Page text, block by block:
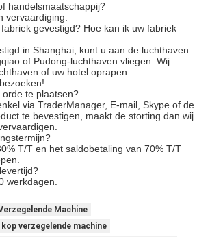
handelsmaatschappij?
vervaardiging.
gevestigd? Hoe kan ik uw fabriek
in Shanghai, kunt u aan de luchthaven
of Pudong-luchthaven vliegen. Wij
of uw hotel oprapen.
te plaatsen?
via TraderManager, E-mail, Skype of de
te bevestigen, maakt de storting dan wij
T/T en het saldobetaling van 70% T/T
werkdagen.
Machine
verzegelende machine